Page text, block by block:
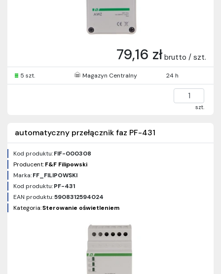
79,16 zł brutto / szt.
5 szt. Magazyn Centralny 24 h
szt.
automatyczny przełącznik faz PF-431
Kod produktu:FIF-000308
Producent:F&F Filipowski
Marka:FF_FILIPOWSKI
Kod produktu:PF-431
EAN produktu:5908312594024
Kategoria:Sterowanie oświetleniem